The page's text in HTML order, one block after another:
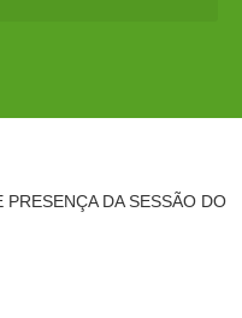
PRESENÇA DA SESSÃO DO